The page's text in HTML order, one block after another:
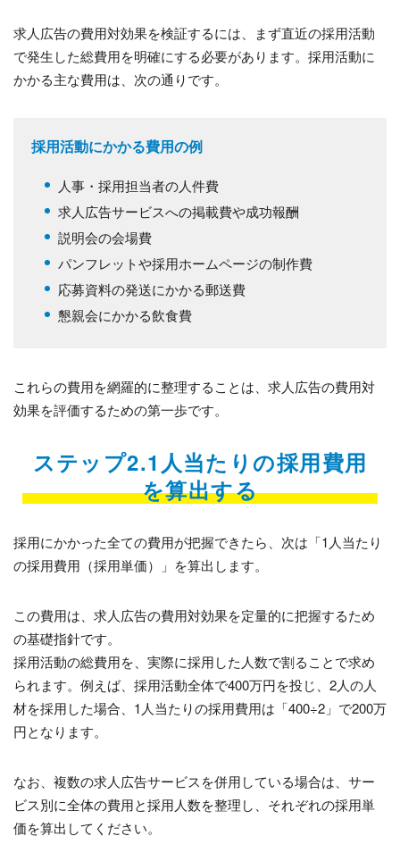
求人広告の費用対効果を検証するには、まず直近の採用活動
で発生した総費用を明確にする必要があります。採用活動に
かかる主な費用は、次の通りです。
採用活動にかかる費用の例
人事・採用担当者の人件費
求人広告サービスへの掲載費や成功報酬
説明会の会場費
パンフレットや採用ホームページの制作費
応募資料の発送にかかる郵送費
懇親会にかかる飲食費
これらの費用を網羅的に整理することは、求人広告の費用対
効果を評価するための第一歩です。
ステップ2.1人当たりの採用費用
を算出する
採用にかかった全ての費用が把握できたら、次は「1人当たり
の採用費用（採用単価）」を算出します。
この費用は、求人広告の費用対効果を定量的に把握するため
の基礎指針です。
採用活動の総費用を、実際に採用した人数で割ることで求め
られます。例えば、採用活動全体で400万円を投じ、2人の人
材を採用した場合、1人当たりの採用費用は「400÷2」で200万
円となります。
なお、複数の求人広告サービスを併用している場合は、サー
ビス別に全体の費用と採用人数を整理し、それぞれの採用単
価を算出してください。